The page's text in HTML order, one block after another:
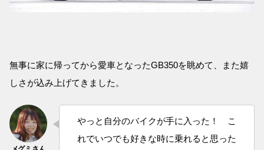
無事に家に帰ってから愛車となったGB350を眺めて、また嬉
しさが込み上げてきました。
やっと自分のバイクが手に入った！ こ
れでいつでも好きな時に乗れると思った